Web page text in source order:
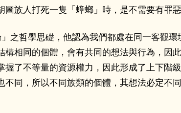
族人打死一隻「蟑螂」時，是不需要有罪惡
之哲學思礎，他認為我們都處在同一客觀
相同的個體，會有共同的想法與行為，因
了不等量的資源權力，因此形成了上下階
同，所以不同族類的個體，其想法必定不